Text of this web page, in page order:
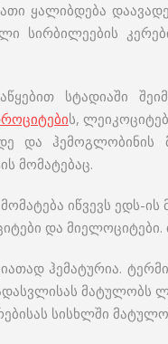
ყალიბდება
სირბილეების
სტადიაში
ს,
და ჰემოგლობინის
მომატებაც.
იწვევს ედს-
და
ჰემატურია.
მატულობს
სისხლში